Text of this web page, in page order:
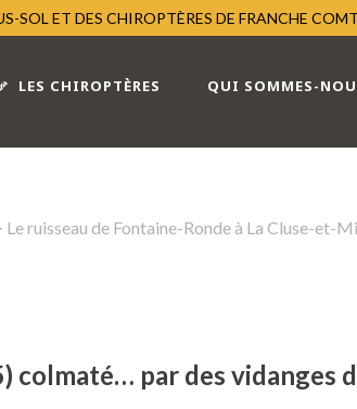
SOL ET DES CHIROPTÈRES DE FRANCHE
LES CHIROPTÈRES QUI SOMMES-
Le ruisseau de Fontaine-Ronde à La Cluse-et-
colmaté… par des vidanges